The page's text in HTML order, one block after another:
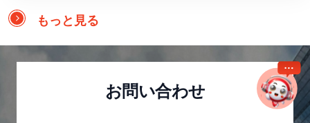
もっと見る
お問い合わせ